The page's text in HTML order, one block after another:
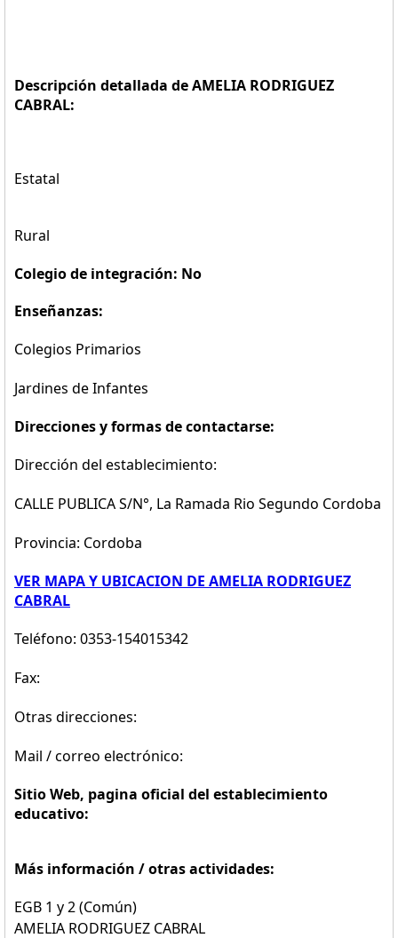
Descripción detallada de AMELIA RODRIGUEZ
CABRAL:
Estatal
Rural
Colegio de integración: No
Enseñanzas:
Colegios Primarios
Jardines de Infantes
Direcciones y formas de contactarse:
Dirección del establecimiento:
CALLE PUBLICA S/N°, La Ramada Rio Segundo Cordoba
Provincia: Cordoba
VER MAPA Y UBICACION DE AMELIA RODRIGUEZ
CABRAL
Teléfono: 0353-154015342
Fax:
Otras direcciones:
Mail / correo electrónico:
Sitio Web, pagina oficial del establecimiento
educativo:
Más información / otras actividades:
EGB 1 y 2 (Común)
AMELIA RODRIGUEZ CABRAL